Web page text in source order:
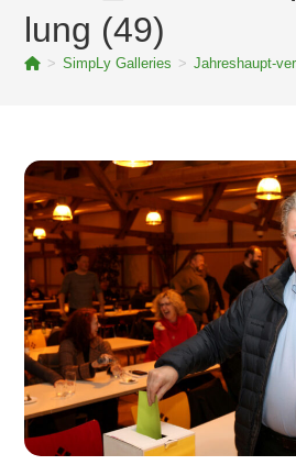
lung (49)
> SimpLy Galleries > Jahreshaupt-